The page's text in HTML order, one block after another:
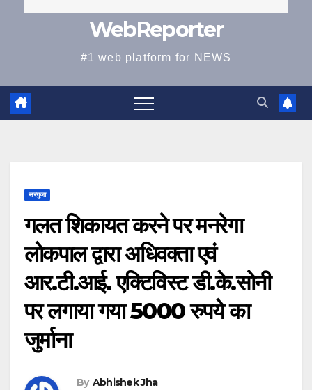
WebReporter
#1 web platform for NEWS
सरगुजा
गलत शिकायत करने पर मनरेगा
लोकपाल द्वारा अधिवक्ता एवं
आर.टी.आई. एक्टिविस्ट डी.के.सोनी
पर लगाया गया 5000 रुपये का
जुर्माना
By Abhishek Jha